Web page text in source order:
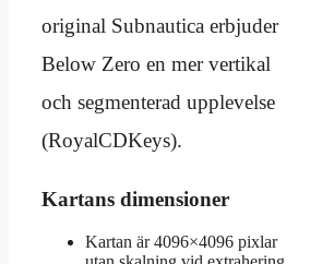
original Subnautica erbjuder
Below Zero en mer vertikal
och segmenterad upplevelse
(RoyalCDKeys).
Kartans dimensioner
Kartan är 4096×4096 pixlar